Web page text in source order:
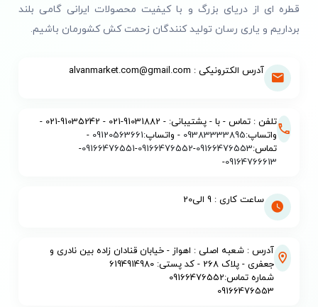
قطره ای از دریای بزرگ و با کیفیت محصولات ایرانی گامی بلند
برداریم و یاری رسان تولید کنندگان زحمت کش کشورمان باشیم.
آدرس الکترونیکی : alvanmarket.com@gmail.com
تلفن : تماس - با - پشتیبانی: - 91031882-021 - 91035242-021 -
واتساپ:09383333895 - واتساپ:09120563661
-
تماس:09166476553
-
09166476552
-
09166476551
-
09164766613
-
ساعت کاری : 9 الی20
آدرس : شعبه اصلی : اهواز - خیابان قنادان زاده بین نادری و
جعفری - پلاک 268 - کد پستی: 6194914980
شماره تماس:09166476552
09166476553